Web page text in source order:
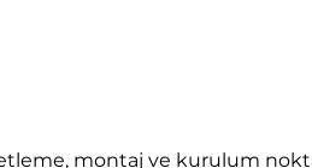
montaj ve kurulum